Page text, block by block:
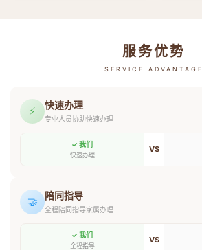
服务优势
SERVICE ADVANTAGE
⚡ 快速办理
专业人员协助快速办理
✓ 我们
快速办理
VS
🤝 陪同指导
全程陪同指导家属办理
✓ 我们
全程指导
VS